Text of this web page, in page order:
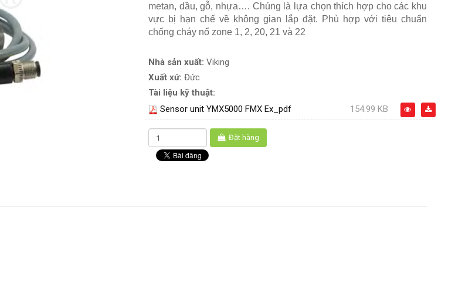
metan, dầu, gỗ, nhựa…. Chúng là lựa chọn thích hợp cho các khu
vực bị hạn chế về không gian lắp đặt. Phù hợp với tiêu chuẩn
chống cháy nổ zone 1, 2, 20, 21 và 22
Nhà sản xuất: Viking
Xuất xứ: Đức
Tài liệu kỹ thuật:
Sensor unit YMX5000 FMX Ex_pdf
154.99 KB
Đặt hàng